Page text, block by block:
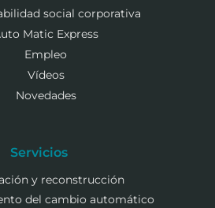
social corporativa
Matic Express
Empleo
Vídeos
Novedades
Servicios
y reconstrucción
del cambio automático